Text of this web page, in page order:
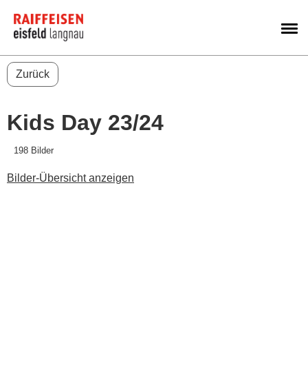
Zurück
Kids Day 23/24
198 Bilder
Bilder-Übersicht anzeigen